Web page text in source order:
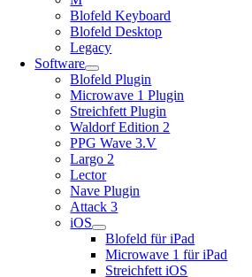
Blofeld Keyboard
Blofeld Desktop
Legacy
Software
Blofeld Plugin
Microwave 1 Plugin
Streichfett Plugin
Waldorf Edition 2
PPG Wave 3.V
Largo 2
Lector
Nave Plugin
Attack 3
iOS
Blofeld für iPad
Microwave 1 für iPad
Streichfett iOS